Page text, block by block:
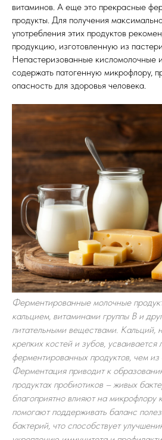
витаминов. А еще это прекрасные
продукты. Для получения
употребления этих продуктов
продукцию, изготовленную из
Непастеризованные кисломолочные
содержать патогенную микрофлору,
опасность для здоровья человека.
Ферментированные молочные
кальцием, витаминами группы B и
питательными веществами. Кальций,
крепких костей и зубов, усваивается
ферментированных продуктов, чем
Ферментация приводит к
продуктах пробиотиков – живых
благоприятно влияют на микрофлору
помогают поддерживать баланс
бактерий, что способствует